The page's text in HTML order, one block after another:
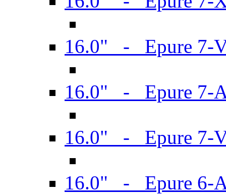
16.0" - Epure 7-
16.0" - Epure 7-
16.0" - Epure 7-
16.0" - Epure 6-